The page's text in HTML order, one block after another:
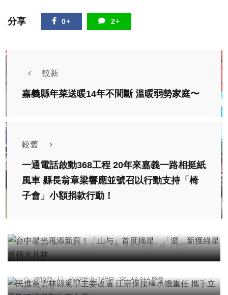
分享 0+ 2+
較新
嘉義縣年菜送暖14年不間斷 溫暖弱勢家庭〜
較舊
一通電話啟動368工程 20年來嘉義一路相挺紙
風車 縣長翁章梁響應並號召以行動支持「椅
子會」小額捐款行動！
陳明 2026年七月22日 6,801 觀看 5 分享
綜合新聞
民進黨雲林縣黨部主委改選 江宗保接棒承擔重任
陳信利 2026年五月24日
13,312 觀看
15 分享
社會 綜合新聞 旅遊